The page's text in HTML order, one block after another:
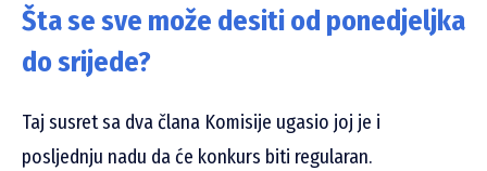
Šta se sve može desiti od ponedjeljka
do srijede?
Taj susret sa dva člana Komisije ugasio joj je i
posljednju nadu da će konkurs biti regularan.